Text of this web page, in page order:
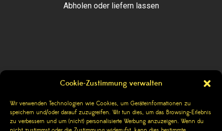
Cookie-Zustimmung verwalten
Wir verwenden Technologien wie Cookies, um Geräteinformationen zu
speichern und/oder darauf zuzugreifen. Wir tun dies, um das Browsing-Erlebnis
zu verbessern und um (nicht) personalisierte Werbung anzuzeigen. Wenn du
Abholen oder liefern lassen
Impressum